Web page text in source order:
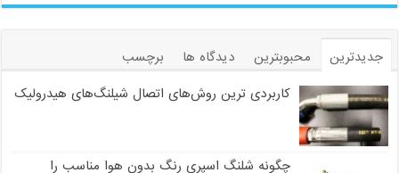
جدیدترین محبوبترین دیدگاه ها
برچسب
کاربردی ترین روش‌های اتصال شیلنگ‌های هیدرولیک
چگونه شلنگ اسپری رنگ بدون هوا مناسب را